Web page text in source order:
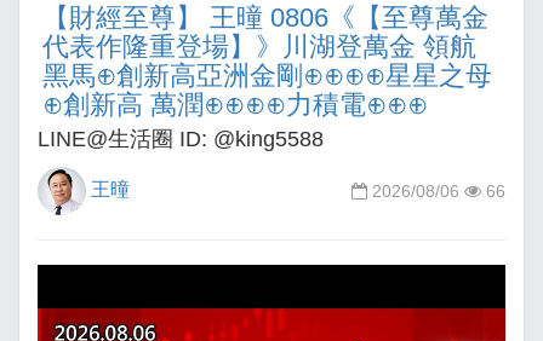
【財經至尊】 王曈 0806《【至尊萬金
代表作隆重登場】》川湖登萬金 領航
黑馬⊕創新高亞洲金剛⊕⊕⊕⊕星星之母
⊕創新高 萬潤⊕⊕⊕⊕力積電⊕⊕⊕
LINE@生活圈 ID: @king5588
王曈 2026/08/06 66